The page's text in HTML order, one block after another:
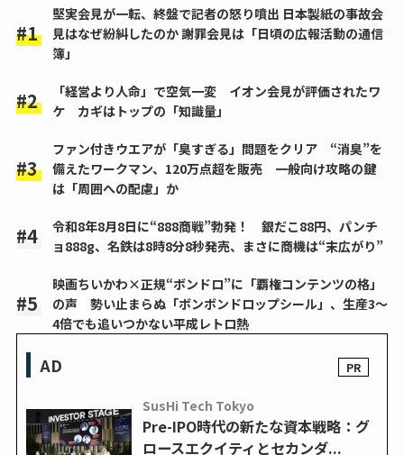
堅実会見が一転、終盤で記者の怒り噴出 日本製紙の事故会
見はなぜ紛糾したのか 謝罪会見は「日頃の広報活動の通信
簿」
「経営より人命」で空気一変 イオン会見が評価されたワ
ケ カギはトップの「知識量」
ファン付きウエアが「臭すぎる」問題をクリア “消臭”を
備えたワークマン、120万点超を販売 一般向け攻略の鍵
は「周囲への配慮」か
令和8年8月8日に“888商戦”勃発！ 銀だこ88円、パンチ
ョ888g、名鉄は8時8分8秒発売、まさに商機は“末広がり”
映画ちいかわ×正規“ボンドロ”に「覇権コンテンツの格」
の声 勢い止まらぬ「ボンボンドロップシール」、生産3～
4倍でも追いつかない平成レトロ熱
AD
SusHi Tech Tokyo
Pre-IPO時代の新たな資本戦略：グ
ロースエクイティとセカンダ...